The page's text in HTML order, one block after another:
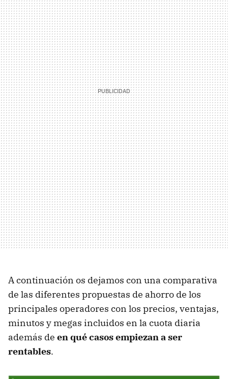
A continuación os dejamos con una comparativa
de las diferentes propuestas de ahorro de los
principales operadores con los precios, ventajas,
minutos y megas incluidos en la cuota diaria
además de en qué casos empiezan a ser
rentables.